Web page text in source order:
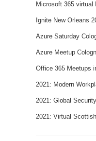
Microsoft 365 virtual
Ignite New Orleans
Azure Saturday
Azure Meetup
Office 365 Meetups
2021: Modern
2021: Global
2021: Virtual